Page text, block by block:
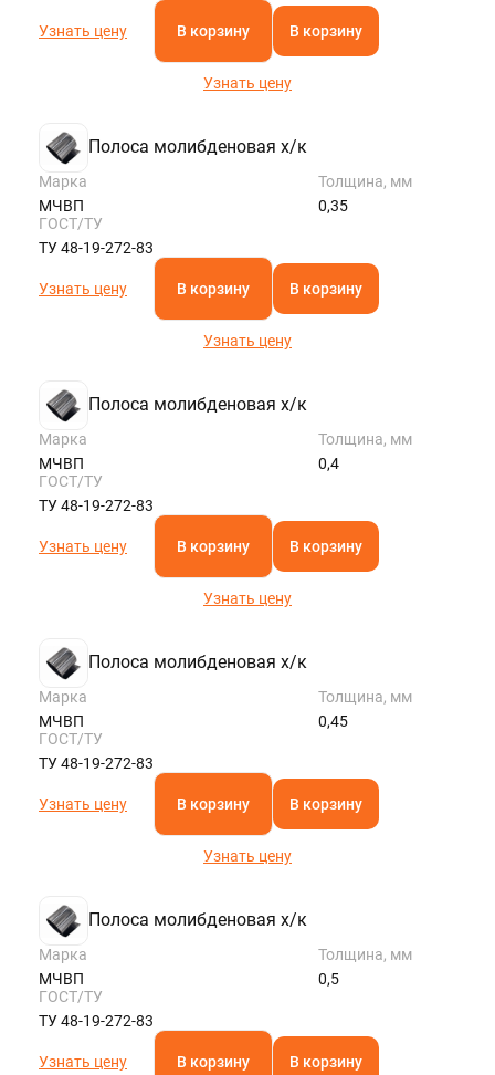
Узнать цену В корзину В корзину
Узнать цену
Полоса молибденовая х/к
Марка
МЧВП
Толщина, мм
0,35
ГОСТ/ТУ
ТУ 48-19-272-83
Узнать цену В корзину В корзину
Узнать цену
Полоса молибденовая х/к
Марка
МЧВП
Толщина, мм
0,4
ГОСТ/ТУ
ТУ 48-19-272-83
Узнать цену В корзину В корзину
Узнать цену
Полоса молибденовая х/к
Марка
МЧВП
Толщина, мм
0,45
ГОСТ/ТУ
ТУ 48-19-272-83
Узнать цену В корзину В корзину
Узнать цену
Полоса молибденовая х/к
Марка
МЧВП
Толщина, мм
0,5
ГОСТ/ТУ
ТУ 48-19-272-83
Узнать цену В корзину В корзину